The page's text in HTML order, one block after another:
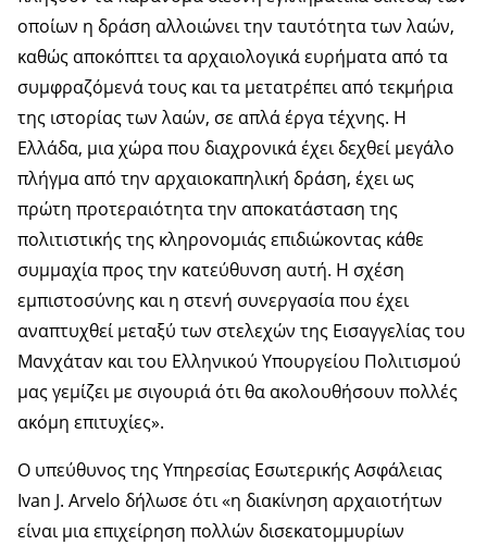
οποίων η δράση αλλοιώνει την ταυτότητα των λαών,
καθώς αποκόπτει τα αρχαιολογικά ευρήματα από τα
συμφραζόμενά τους και τα μετατρέπει από τεκμήρια
της ιστορίας των λαών, σε απλά έργα τέχνης. Η
Ελλάδα, μια χώρα που διαχρονικά έχει δεχθεί μεγάλο
πλήγμα από την αρχαιοκαπηλική δράση, έχει ως
πρώτη προτεραιότητα την αποκατάσταση της
πολιτιστικής της κληρονομιάς επιδιώκοντας κάθε
συμμαχία προς την κατεύθυνση αυτή. Η σχέση
εμπιστοσύνης και η στενή συνεργασία που έχει
αναπτυχθεί μεταξύ των στελεχών της Εισαγγελίας του
Μανχάταν και του Ελληνικού Υπουργείου Πολιτισμού
μας γεμίζει με σιγουριά ότι θα ακολουθήσουν πολλές
ακόμη επιτυχίες».
Ο υπεύθυνος της Υπηρεσίας Εσωτερικής Ασφάλειας
Ivan J. Arvelo δήλωσε ότι «η διακίνηση αρχαιοτήτων
είναι μια επιχείρηση πολλών δισεκατομμυρίων